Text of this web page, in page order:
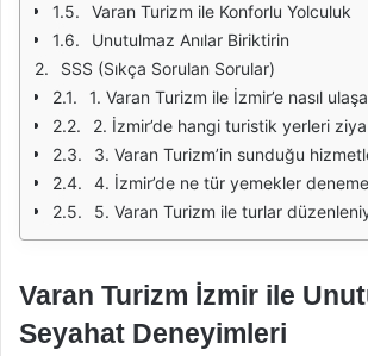
Varan Turizm ile Konforlu Yolculuk
Unutulmaz Anılar Biriktirin
SSS (Sıkça Sorulan Sorular)
1. Varan Turizm ile İzmir’e nasıl
2. İzmir’de hangi turistik yerleri
3. Varan Turizm’in sunduğu
4. İzmir’de ne tür yemekler
5. Varan Turizm ile turlar
Varan Turizm İzmir ile
Seyahat Deneyimleri